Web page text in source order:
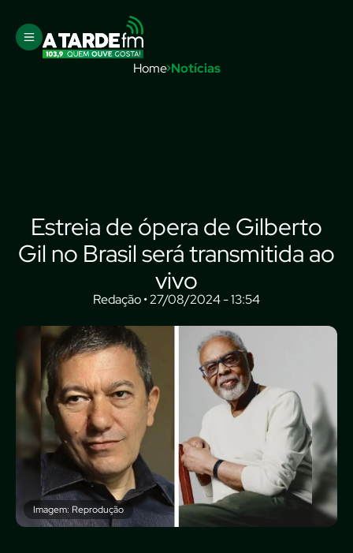
Home Notícias
Estreia de ópera de Gilberto
Gil no Brasil será transmitida ao
vivo
Redação • 27/08/2024 - 13:54
Imagem: Reprodução